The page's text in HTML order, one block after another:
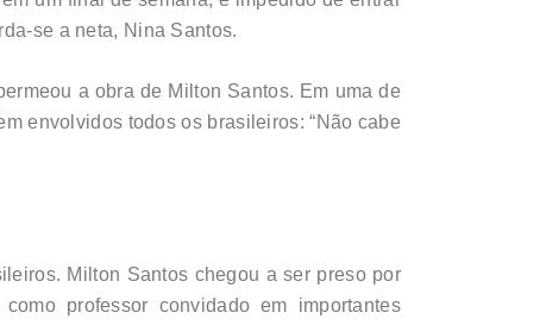
se a neta, Nina Santos.
a obra de Milton Santos. Em uma de
envolvidos todos os brasileiros: “Não cabe
Milton Santos chegou a ser preso por
professor convidado em importantes